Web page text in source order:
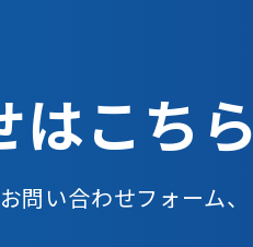
はこちら
お問い合わせフォーム、